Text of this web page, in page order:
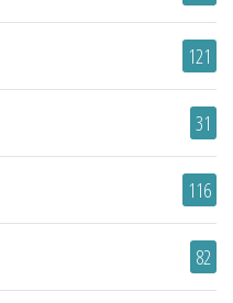
121
31
116
82